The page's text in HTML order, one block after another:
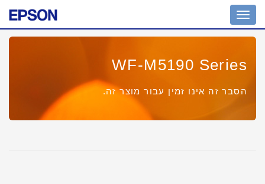
Toggle
navigation
WF-M5190 Series
הסבר זה אינו זמין עבור מוצר זה.